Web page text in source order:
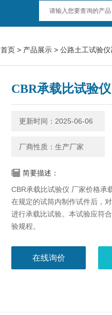
首页 > 产品展示 > 公路土工试验仪
CBR承载比试验
更新时间：2025-06-06
厂商性质：生产厂家
简要描述：
CBR承载比试验仪 厂家价格承
在规定的试筒内制作试件后，
进行承载比试验。本试验应符
验规程。
在线询价